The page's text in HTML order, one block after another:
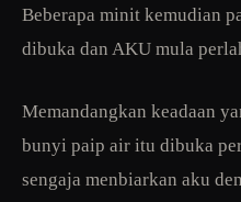
Beberapa minit kemudian
dibuka dan AKU mula
Memandangkan keadaan
bunyi paip air itu dibuka
sengaja menbiarkan aku